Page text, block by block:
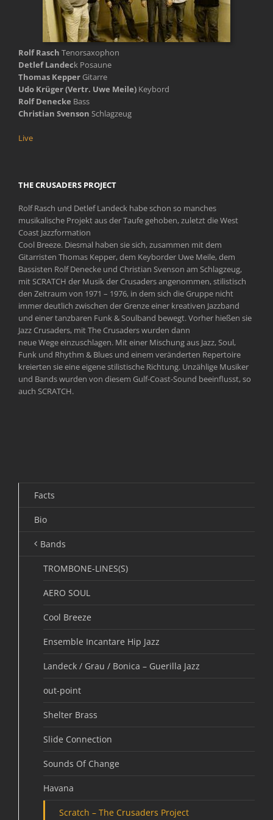
Rolf Rasch Tenorsaxophon
Detlef Landeck Posaune
Thomas Kepper Gitarre
Udo Krüger (Vertr. Uwe Meile) Keybord
Rolf Denecke Bass
Christian Svenson Schlagzeug
Live
THE CRUSADERS PROJECT
Rolf Rasch und Detlef Landeck habe schon so manches
musikalische Projekt aus der Taufe gehoben, zuletzt die West
Coast Jazzformation
Cool Breeze. Diesmal haben sie sich, zusammen mit dem
Gitarristen Thomas Kepper, dem Keyborder Uwe Meile, dem
Bassisten Rolf Denecke und Christian Svenson am Schlagzeug,
mit SCRATCH der Musik der Crusaders angenommen, stilistisch
den Zeitraum von 1971 – 1976, in dem sich die Gruppe nicht
immer deutlich zwischen der Grenze einer kreativen Jazzband
und einer tanzbaren Funk & Soulband bewegt. Vorher hießen sie
Jazz Crusaders, mit The Crusaders wurden dann
neue Wege einzuschlagen. Mit einer Mischung aus Jazz, Soul,
Funk und Rhythm & Blues und einem veränderten Repertoire
kreierten sie eine eigene stilistische Richtung. Unzählige Musiker
und Bands wurden von diesem Gulf-Coast-Sound beeinflusst, so
auch SCRATCH.
Facts
Bio
Bands
TROMBONE-LINES(S)
AERO SOUL
Cool Breeze
Ensemble Incantare Hip Jazz
Landeck / Grau / Bonica – Guerilla Jazz
out-point
Shelter Brass
Slide Connection
Sounds Of Change
Havana
Scratch – The Crusaders Project